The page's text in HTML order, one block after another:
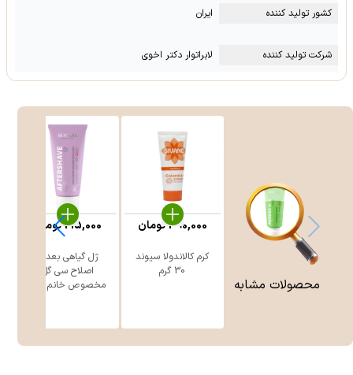
کشور تولید کننده ایران
شرکت تولید کننده لابراتوار دکتر اخوی
محصولات مشابه
کرم کالاندولا سیوند
30 گرم
390,000تومان
ژل گیاهی بعد از
اصلاح سی گل
مخصوص خانم ه ...
215,000تومان